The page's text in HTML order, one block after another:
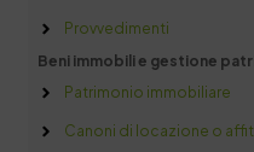
Provvedimenti
Beni immobili e gestione
Patrimonio immobiliare
Canoni di locazione o